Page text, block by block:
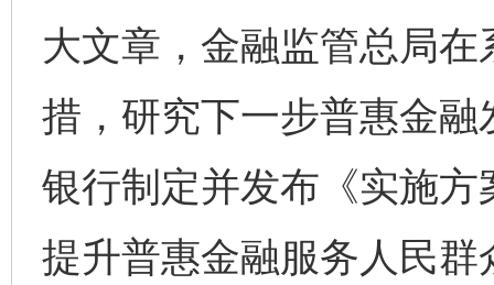
大文章，金融监管总局
措，研究下一步普惠金
银行制定并发布《实施
提升普惠金融服务人民